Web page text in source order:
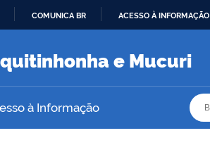
O
COMUNICA BR ACESSO À INFORMAÇÃO
e Mucuri
à Informação